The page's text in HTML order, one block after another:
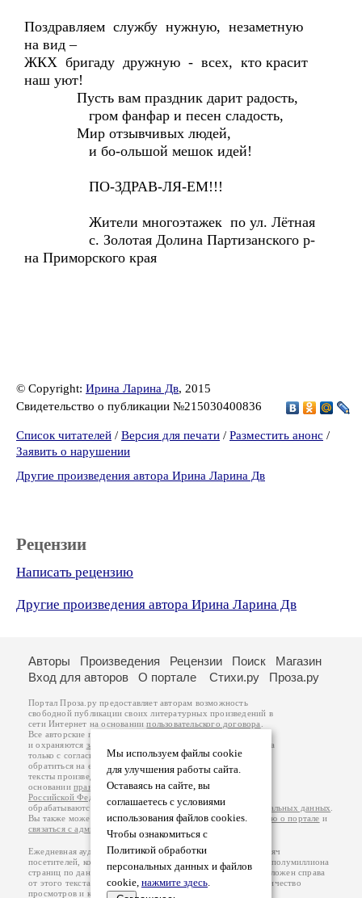
Поздравляем службу нужную, незаметную
на вид –
ЖКХ бригаду дружную - всех, кто красит
наш уют!
Пусть вам праздник дарит радость,
гром фанфар и песен сладость,
Мир отзывчивых людей,
и бо-ольшой мешок идей!
ПО-ЗДРАВ-ЛЯ-ЕМ!!!
Жители многоэтажек по ул. Лётная
с. Золотая Долина Партизанского р-
на Приморского края
© Copyright: Ирина Ларина Дв, 2015
Свидетельство о публикации №215030400836
Список читателей / Версия для печати / Разместить анонс /
Заявить о нарушении
Другие произведения автора Ирина Ларина Дв
Рецензии
Написать рецензию
Другие произведения автора Ирина Ларина Дв
Мы используем файлы cookie
для улучшения работы сайта.
Оставаясь на сайте, вы
соглашаетесь с условиями
использования файлов cookies.
Чтобы ознакомиться с
Политикой обработки
персональных данных и файлов
cookie, нажмите здесь.
Авторы Произведения Рецензии Поиск
Магазин
Вход для авторов
О портале Стихи.ру Проза.ру
Портал Проза.ру предоставляет авторам возможность
свободной публикации своих литературных произведений в
сети Интернет на основаниипользовательского договора
Все авторские права на произведения принадлежат авторам
и охраняются законом
. Перепечатка произведений возможна
только с согласия его автора, к которому вы можете
обратиться на его авторской странице. Ответственность за
тексты произведений авторы несут самостоятельно на
основанииправил публикацииизаконодательства
Российской Федерации
обрабатываются на основанииПолитики обработки персональных данных
Вы также можете посмотреть более подробнуюинформацию о портале и
связаться с администрацией
Ежедневная аудитория портала Проза.ру – порядка 100 тысяч
посетителей, которые в общей сумме просматривают более полумиллиона
страниц по данным счетчика посещаемости, который расположен справа
от этого текста. В каждой графе указано по две цифры: количество
просмотров и количество посетителей.